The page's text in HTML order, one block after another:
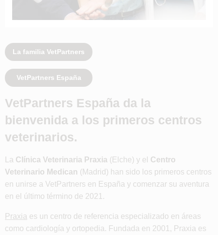
La familia VetPartners
VetPartners España
VetPartners España da la
bienvenida a los primeros centros
veterinarios.
La Clínica Veterinaria Praxia (Elche) y el Centro
Veterinario Medican (Madrid) han sido los primeros centros
en unirse a VetPartners en España y comenzar su aventura
en el último término de 2021.
Praxia es un centro de referencia especializado en áreas
como cardiología y ortopedia. Fundada en 2001, Praxia es